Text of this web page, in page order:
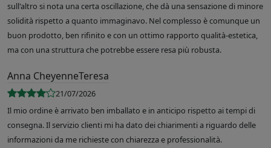
sull'altro si nota una certa oscillazione, che dà una sensazione di minore
solidità rispetto a quanto immaginavo. Nel complesso è comunque un
buon prodotto, ben rifinito e con un ottimo rapporto qualità-estetica,
ma con una struttura che potrebbe essere resa più robusta.
Anna CheyenneTeresa
21/07/2026
Il mio ordine è arrivato ben imballato e in anticipo rispetto ai tempi di
consegna. Il servizio clienti mi ha dato dei chiarimenti a riguardo delle
informazioni da me richieste con chiarezza e professionalità.